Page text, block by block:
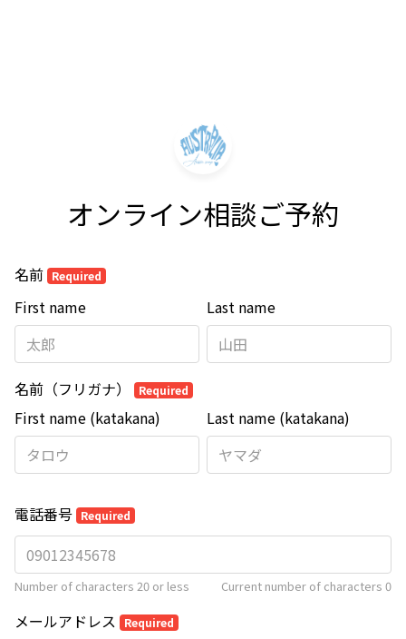
オンライン相談ご予約
名前 Required
Last name
First name
名前（フリガナ） Required
Last name (katakana)
First name (katakana)
電話番号 Required
Number of characters 20 or less Current number of characters 0
メールアドレス Required